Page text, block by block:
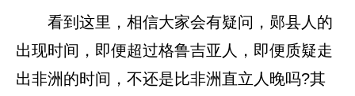
看到这里，相信大家会有疑问，郧县人的
出现时间，即便超过格鲁吉亚人，即便质疑走
出非洲的时间，不还是比非洲直立人晚吗?其